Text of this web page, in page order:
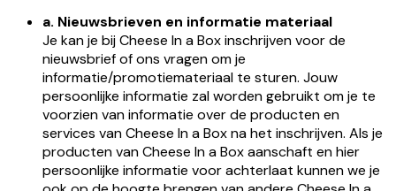
a. Nieuwsbrieven en informatie materiaal
Je kan je bij Cheese In a Box inschrijven voor de
nieuwsbrief of ons vragen om je
informatie/promotiemateriaal te sturen. Jouw
persoonlijke informatie zal worden gebruikt om je te
voorzien van informatie over de producten en
services van Cheese In a Box na het inschrijven. Als je
producten van Cheese In a Box aanschaft en hier
persoonlijke informatie voor achterlaat kunnen we je